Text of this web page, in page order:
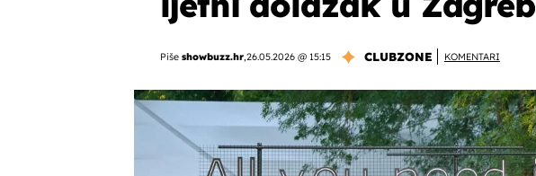
Piše showbuzz.hr,26.05.2026 @ 15:15 CLUBZONE KOMENTARI